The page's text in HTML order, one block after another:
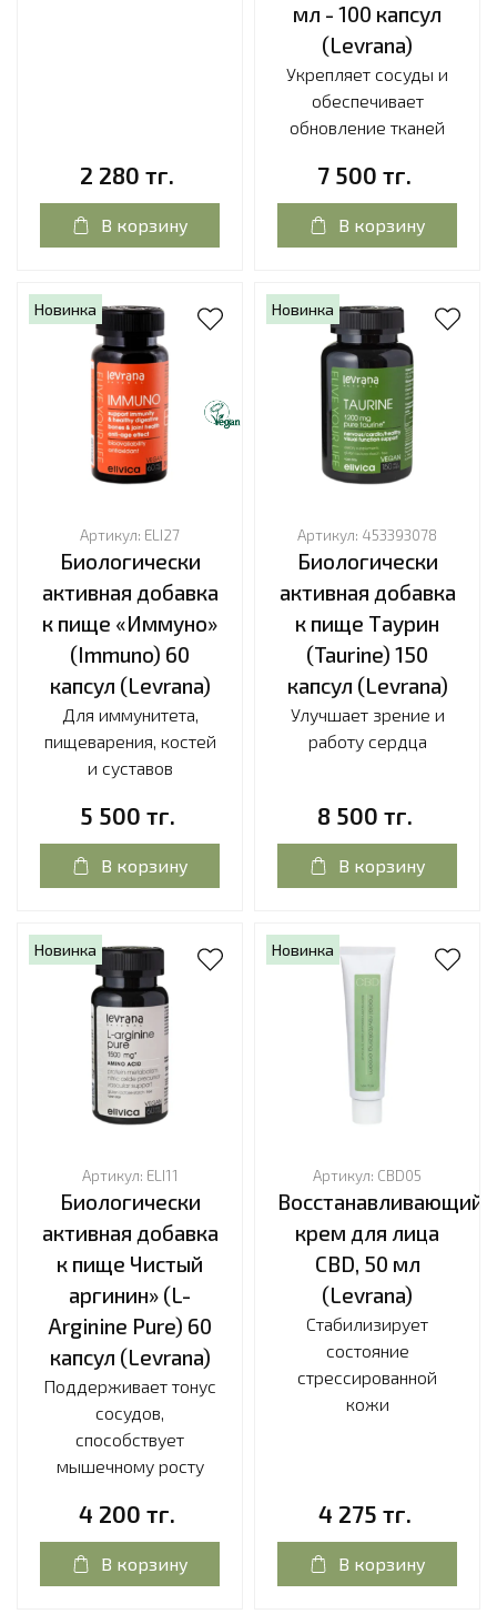
2 280 тг.
В корзину
мл - 100 капсул
(Levrana)
Укрепляет сосуды и
обеспечивает
обновление тканей
7 500 тг.
В корзину
Новинка
Артикул: ELI27
Биологически
активная добавка
к пище «Иммуно»
(Immuno) 60
капсул (Levrana)
Для иммунитета,
пищеварения, костей
и суставов
5 500 тг.
В корзину
Новинка
Артикул: 453393078
Биологически
активная добавка
к пище Таурин
(Taurine) 150
капсул (Levrana)
Улучшает зрение и
работу сердца
8 500 тг.
В корзину
Новинка
Артикул: ELI11
Биологически
активная добавка
к пище Чистый
аргинин» (L-
Arginine Pure) 60
капсул (Levrana)
Поддерживает тонус
сосудов,
способствует
мышечному росту
4 200 тг.
В корзину
Новинка
Артикул: CBD05
Восстанавливающий
крем для лица
CBD, 50 мл
(Levrana)
Стабилизирует
состояние
стрессированной
кожи
4 275 тг.
В корзину